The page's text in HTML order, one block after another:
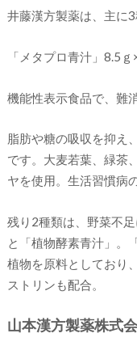
井藤漢方製薬は、主に
「メタプロ青汁」8.5
機能性表示食品で、難
脂肪や糖の吸収を抑え
です。大麦若葉、緑茶
ヤを使用。生活習慣病
残り2種類は、野菜不
と「植物酵素青汁」。
植物を原料としており
ストリンも配合。
山本漢方製薬株式